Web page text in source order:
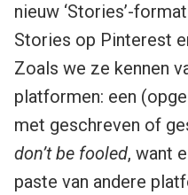
nieuw ‘Stories’-
Stories op Pinterest
Zoals we ze kennen
platformen: een
met geschreven of
don’t be fooled, want
paste van andere